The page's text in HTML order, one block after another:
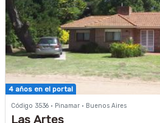
4 años en el portal
Código 3536 · Pinamar · Buenos Aires
Las Artes